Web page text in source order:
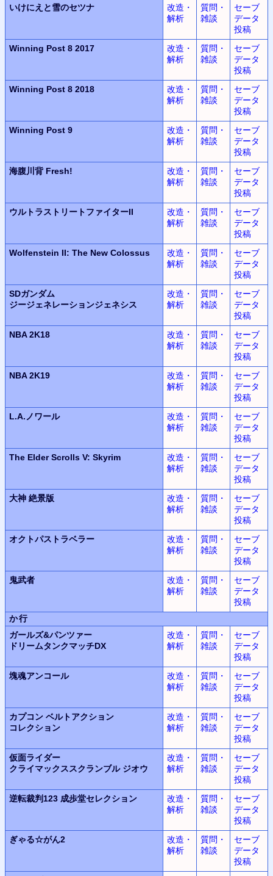
いけにえと雪のセツナ
改造・
解析
質問・
雑談
セーブ
データ
投稿
Winning Post 8 2017
改造・
解析
質問・
雑談
セーブ
データ
投稿
Winning Post 8 2018
改造・
解析
質問・
雑談
セーブ
データ
投稿
Winning Post 9
改造・
解析
質問・
雑談
セーブ
データ
投稿
海腹川背 Fresh!
改造・
解析
質問・
雑談
セーブ
データ
投稿
ウルトラ ストリートファイターII
改造・
解析
質問・
雑談
セーブ
データ
投稿
Wolfenstein II: The New Colossus
改造・
解析
質問・
雑談
セーブ
データ
投稿
SDガンダム
ジージェネレーションジェネシス
改造・
解析
質問・
雑談
セーブ
データ
投稿
NBA 2K18
改造・
解析
質問・
雑談
セーブ
データ
投稿
NBA 2K19
改造・
解析
質問・
雑談
セーブ
データ
投稿
L.A. ノワール
改造・
解析
質問・
雑談
セーブ
データ
投稿
The Elder Scrolls V: Skyrim
改造・
解析
質問・
雑談
セーブ
データ
投稿
大神 絶景版
改造・
解析
質問・
雑談
セーブ
データ
投稿
オクトパストラベラー
改造・
解析
質問・
雑談
セーブ
データ
投稿
鬼武者
改造・
解析
質問・
雑談
セーブ
データ
投稿
か行
ガールズ&パンツァー
ドリームタンクマッチDX
改造・
解析
質問・
雑談
セーブ
データ
投稿
塊魂アンコール
改造・
解析
質問・
雑談
セーブ
データ
投稿
カプコン ベルトアクション
コレクション
改造・
解析
質問・
雑談
セーブ
データ
投稿
仮面ライダー
クライマックススクランブル ジオウ
改造・
解析
質問・
雑談
セーブ
データ
投稿
逆転裁判123 成歩堂セレクション
改造・
解析
質問・
雑談
セーブ
データ
投稿
ぎゃる☆がん2
改造・
解析
質問・
雑談
セーブ
データ
投稿